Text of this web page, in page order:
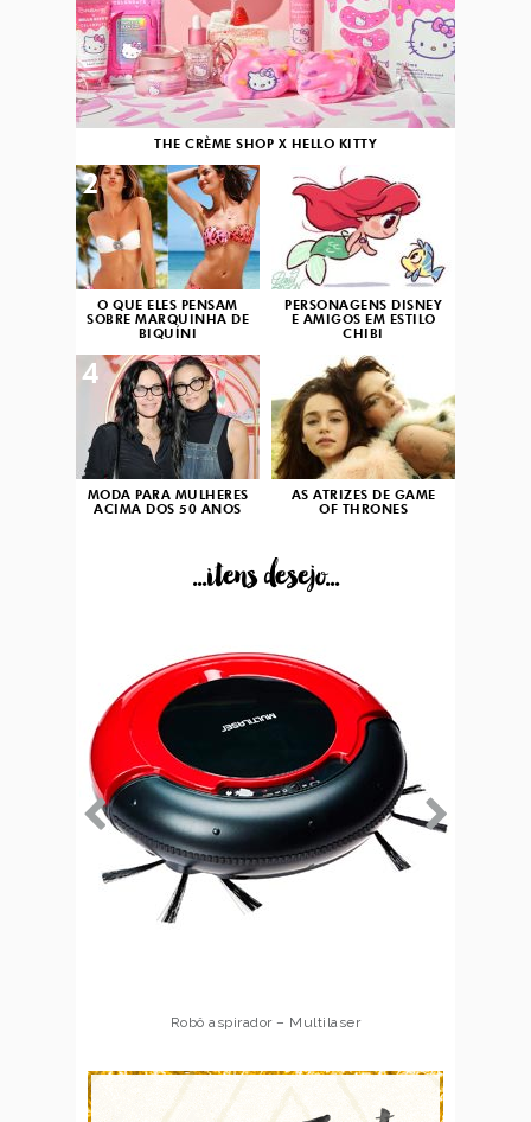
THE CRÈME SHOP X HELLO KITTY
O QUE ELES PENSAM
SOBRE MARQUINHA DE
BIQUÍNI
2
PERSONAGENS DISNEY
E AMIGOS EM ESTILO
CHIBI
3
MODA PARA MULHERES
ACIMA DOS 50 ANOS
4
AS ATRIZES DE GAME
OF THRONES
...itens desejo...
Robô aspirador – Multilaser